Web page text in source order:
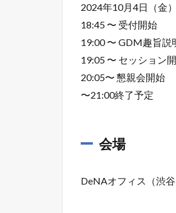
2024年10月4日（金
18:45 〜 受付開始
19:00 〜 GDM趣旨説
19:05 〜 セッション
20:05〜 懇親会開始
〜21:00終了予定
会場
DeNAオフィス（渋